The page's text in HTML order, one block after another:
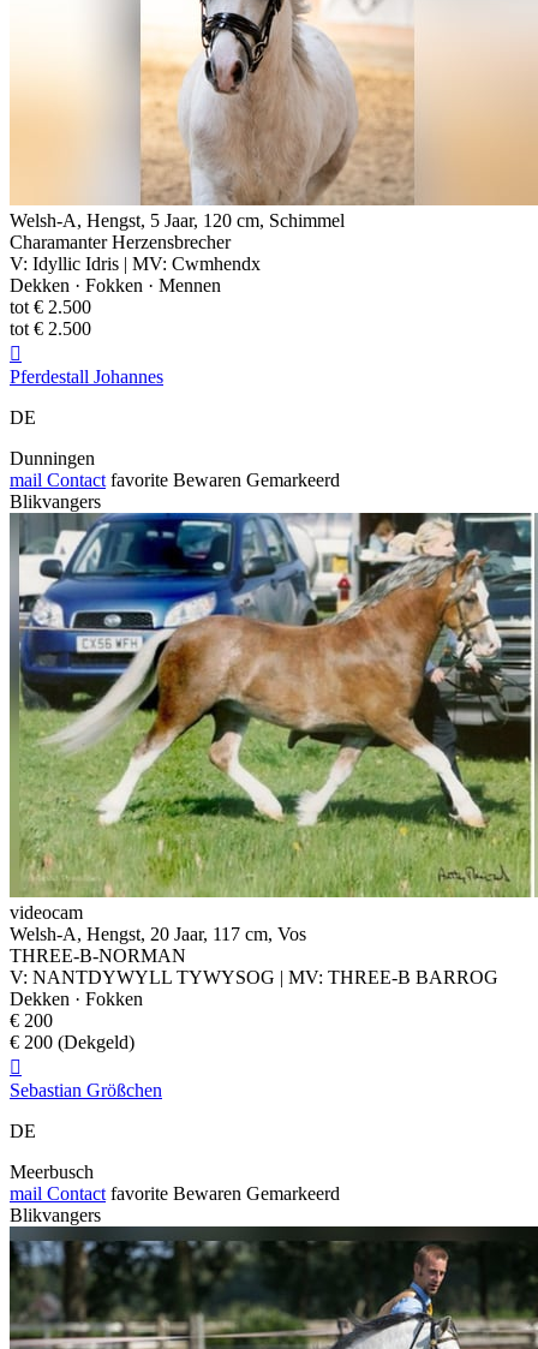
Welsh-A, Hengst, 5 Jaar, 120 cm, Schimmel
Charamanter Herzensbrecher
V: Idyllic Idris | MV: Cwmhendx
Dekken · Fokken · Mennen
tot € 2.500
tot € 2.500

Pferdestall Johannes
DE
Dunningen
mail Contact favorite Bewaren Gemarkeerd
Blikvangers
videocam
Welsh-A, Hengst, 20 Jaar, 117 cm, Vos
THREE-B-NORMAN
V: NANTDYWYLL TYWYSOG | MV: THREE-B BARROG
Dekken · Fokken
€ 200
€ 200 (Dekgeld)

Sebastian Größchen
DE
Meerbusch
mail Contact favorite Bewaren Gemarkeerd
Blikvangers